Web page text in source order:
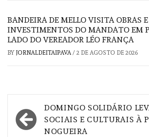
BANDEIRA DE MELLO VISITA OBRAS E
INVESTIMENTOS DO MANDATO EM
LADO DO VEREADOR LÉO FRANÇA
BY JORNALDEITAIPAVA / 2 DE AGOSTO DE 2026
Navegação
de
DOMINGO SOLIDÁRIO
SOCIAIS E CULTURAIS À
NOGUEIRA